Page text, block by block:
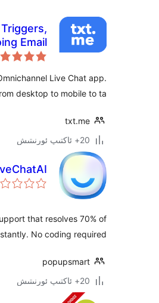
Email
Live Chat app.
desktop to mobile to ta …
txt.me
20+ ئاكتىپ ئورنىتىش
that resolves 70% of
No coding required!
popupsmart
20+ ئاكتىپ ئورنىتىش